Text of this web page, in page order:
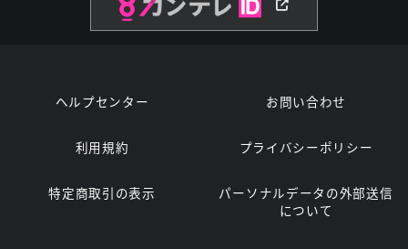
ヘルプセンター お問い合わせ
利用規約 プライバシーポリシー
特定商取引の表示
パーソナルデータの外部送信
について